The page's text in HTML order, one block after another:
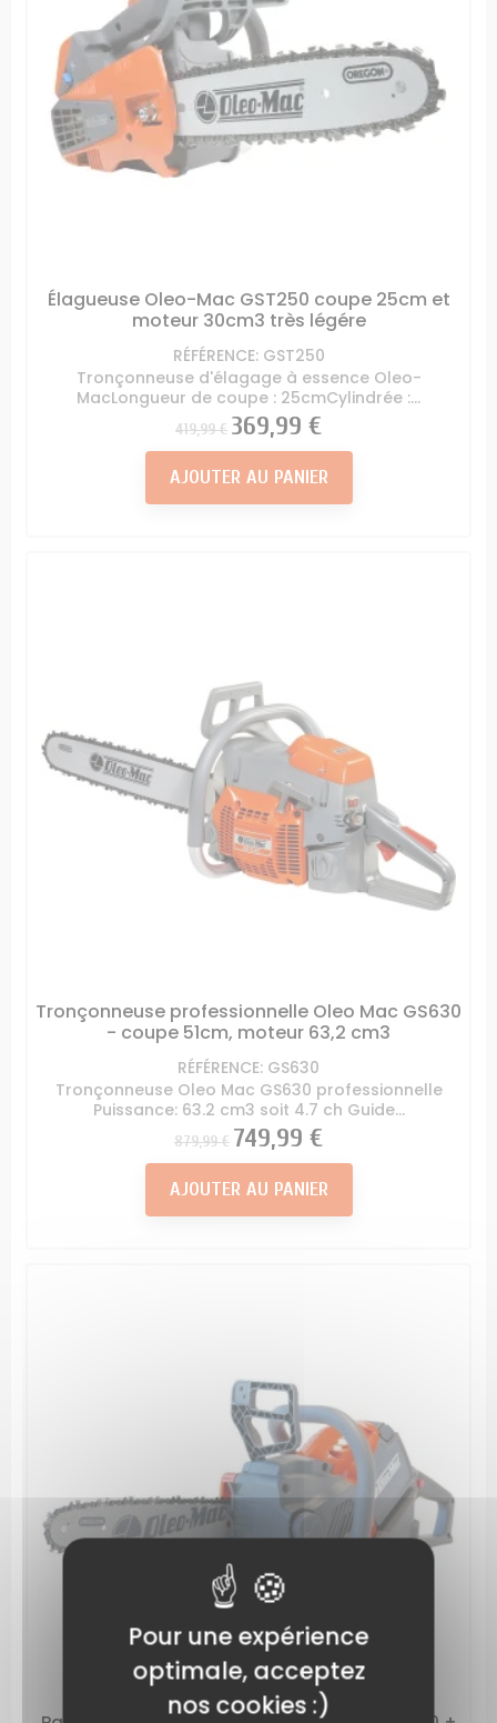
Élagueuse Oleo-Mac GST250 coupe 25cm et
moteur 30cm3 très légére
RÉFÉRENCE: GST250
Tronçonneuse d'élagage à essence Oleo-
MacLongueur de coupe : 25cmCylindrée :...
Prix
419,99 € Prix
369,99 €
AJOUTER AU PANIER
Tronçonneuse professionnelle Oleo Mac GS630
- coupe 51cm, moteur 63,2 cm3
RÉFÉRENCE: GS630
Tronçonneuse Oleo Mac GS630 professionnelle
Puissance: 63.2 cm3 soit 4.7 ch Guide...
Prix
879,99 € Prix
749,99 €
AJOUTER AU PANIER
Pour une expérience
optimale, acceptez
nos cookies :)